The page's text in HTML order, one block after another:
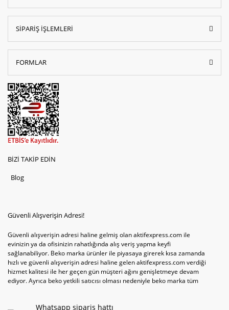
SİPARİŞ İŞLEMLERİ
FORMLAR
BİZİ TAKİP EDİN
Blog
Güvenli Alışverişin Adresi!
Güvenli alışverişin adresi haline gelmiş olan aktifexpress.com ile
evinizin ya da ofisinizin rahatlığında alış veriş yapma keyfi
sağlanabiliyor. Beko marka ürünler ile piyasaya girerek kısa zamanda
hızlı ve güvenli alışverişin adresi haline gelen aktifexpress.com verdiği
hizmet kalitesi ile her geçen gün müşteri ağını genişletmeye devam
ediyor. Ayrıca beko yetkili satıcısı olması nedeniyle beko marka tüm
televizyon ya da bulaşık makinesi değil aynı zamanda çamaşır makinesi
Whatsapp sipariş hattı